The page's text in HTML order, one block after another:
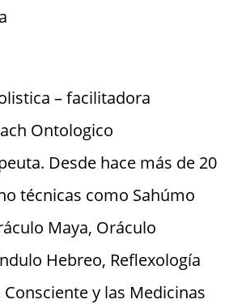
– facilitadora
Ontologico
Desde hace más de 20
técnicas como Sahúmo
Maya, Oráculo
Hebreo, Reflexología
Consciente y las Medicinas